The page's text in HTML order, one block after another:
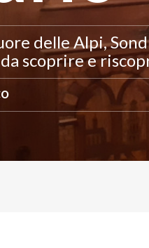
delle Alpi,
scoprire e